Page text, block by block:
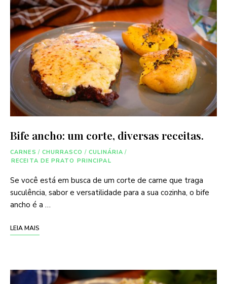
Bife ancho: um corte, diversas receitas.
CARNES / CHURRASCO / CULINÁRIA /
RECEITA DE PRATO PRINCIPAL
Se você está em busca de um corte de carne que traga
suculência, sabor e versatilidade para a sua cozinha, o bife
ancho é a …
LEIA MAIS